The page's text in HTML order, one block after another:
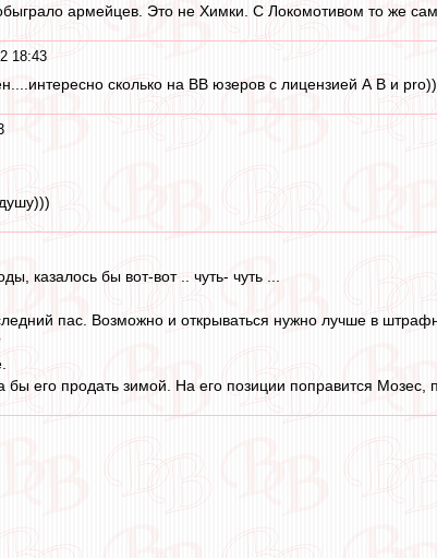
армейцев. Это не Химки. С Локомотивом то же
18:43
сколько на ВВ юзеров с лицензией А В и
казалось бы вот-вот .. чуть- чуть ...
пас. Возможно и открываться нужно лучше в
бы его продать зимой. На его позиции поправится Мозес,